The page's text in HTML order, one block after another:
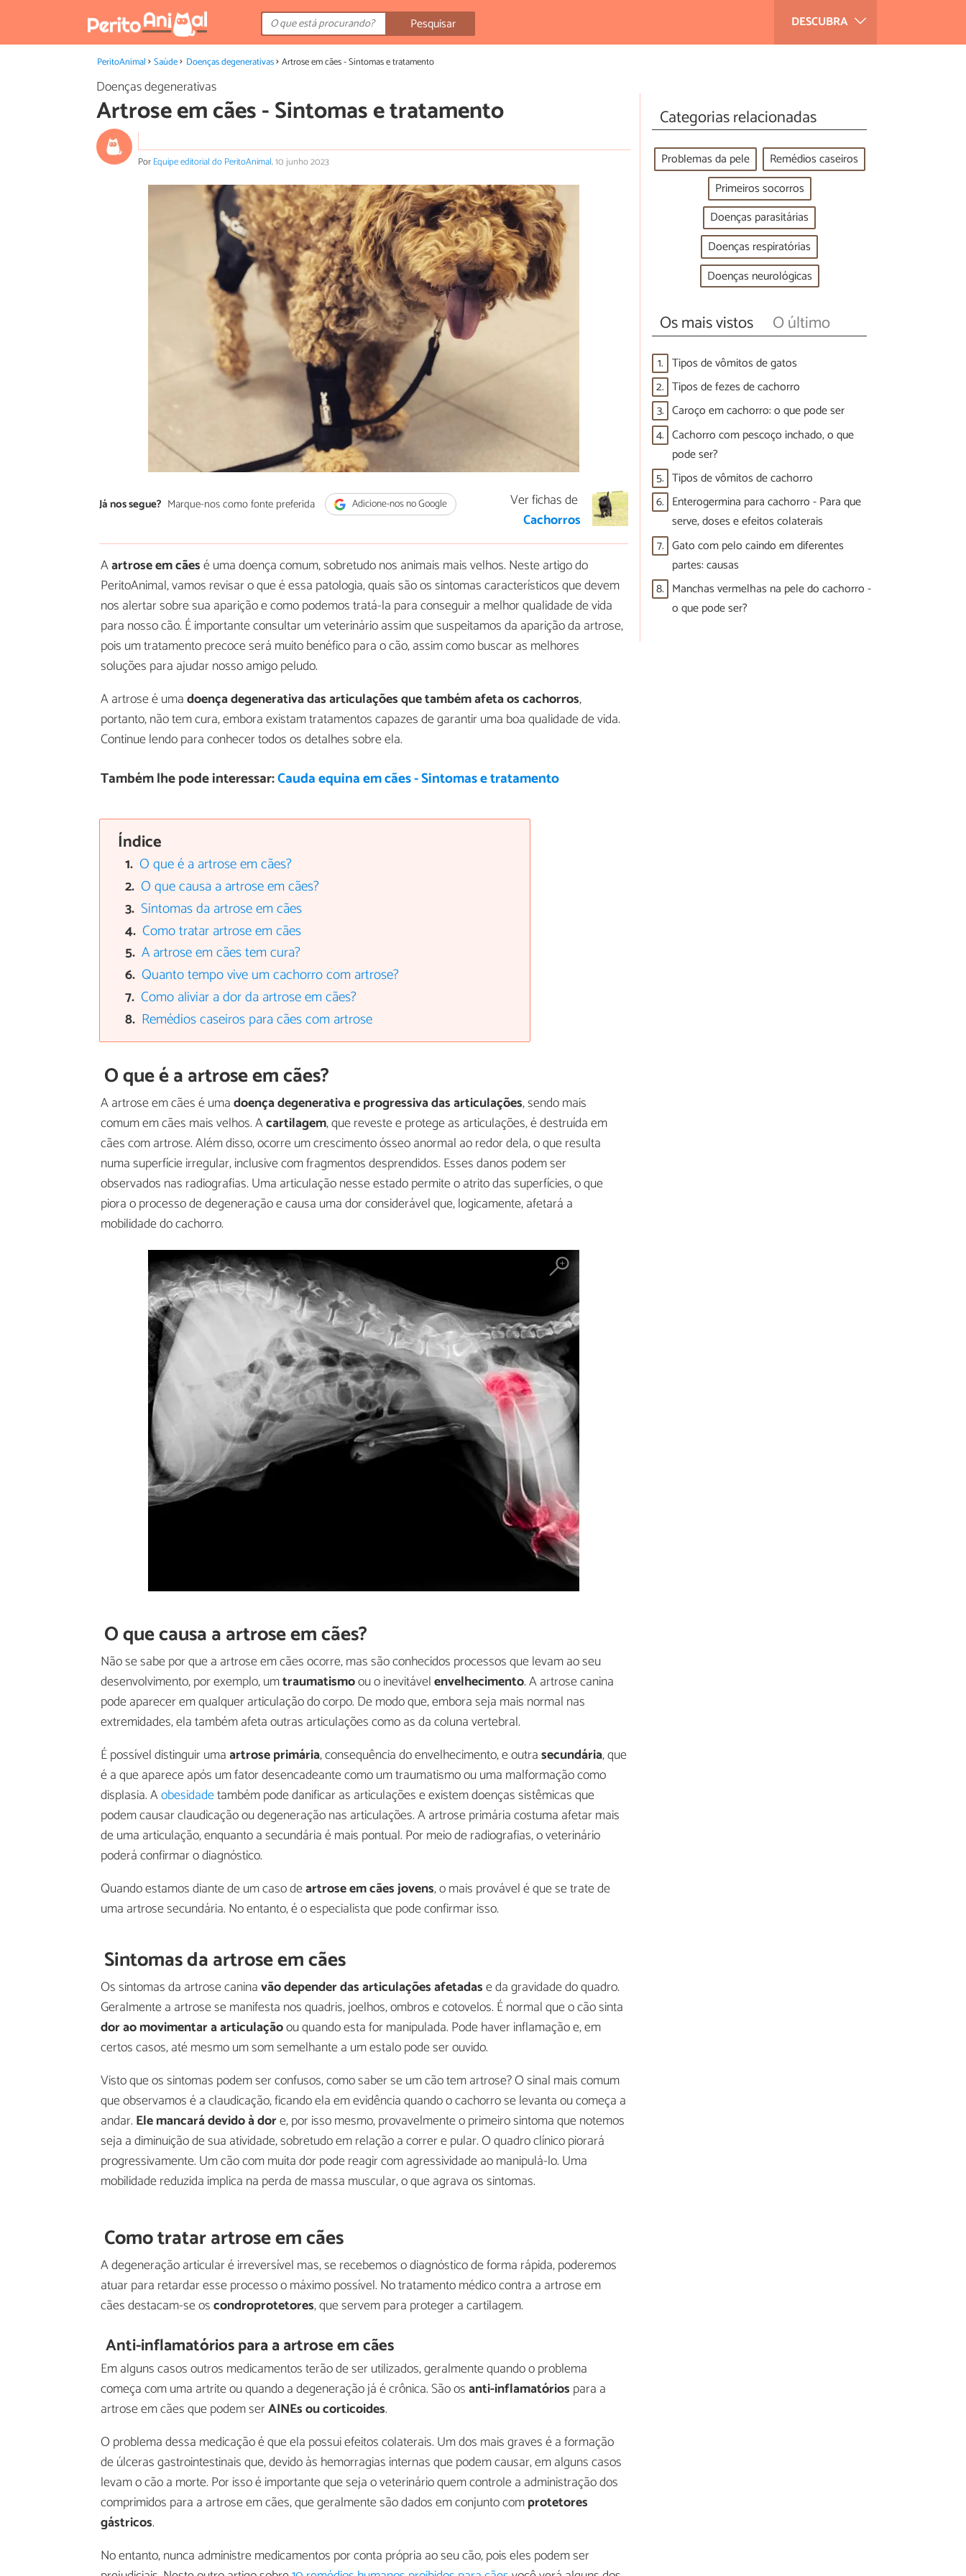
DESCUBRA
Pesquisar
PeritoAnimal Saúde Doenças degenerativas Artrose em cães - Sintomas e tratamento
Doenças degenerativas
Artrose em cães - Sintomas e tratamento
PorEquipe editorial do PeritoAnimal.10 junho 2023
Já nos segue? Marque-nos como fonte preferida Adicione-nos no Google
Ver fichas de
Cachorros
Aartrose em cãesé uma doença comum, sobretudo nos animais mais velhos. Neste artigo do
PeritoAnimal, vamos revisar o que é essa patologia, quais são os sintomas característicos que devem
nos alertar sobre sua aparição e como podemos tratá-la para conseguir a melhor qualidade de vida
para nosso cão. É importante consultar um veterinário assim que suspeitamos da aparição da artrose,
pois um tratamento precoce será muito benéfico para o cão, assim como buscar as melhores
soluções para ajudar nosso amigo peludo.
A artrose é umadoença degenerativa das articulações que também afeta os cachorros,
portanto, não tem cura, embora existam tratamentos capazes de garantir uma boa qualidade de vida.
Continue lendo para conhecer todos os detalhes sobre ela.
Também lhe pode interessar:Cauda equina em cães - Sintomas e tratamento
Índice
O que é a artrose em cães?
O que causa a artrose em cães?
Sintomas da artrose em cães
Como tratar artrose em cães
A artrose em cães tem cura?
Quanto tempo vive um cachorro com artrose?
Como aliviar a dor da artrose em cães?
Remédios caseiros para cães com artrose
O que é a artrose em cães?
A artrose em cães é umadoença degenerativa e progressiva das articulações, sendo mais
comum em cães mais velhos. Acartilagem, que reveste e protege as articulações, é destruída em
cães com artrose. Além disso, ocorre um crescimento ósseo anormal ao redor dela, o que resulta
numa superfície irregular, inclusive com fragmentos desprendidos. Esses danos podem ser
observados nas radiografias. Uma articulação nesse estado permite o atrito das superfícies, o que
piora o processo de degeneração e causa uma dor considerável que, logicamente, afetará a
mobilidade do cachorro.
O que causa a artrose em cães?
Não se sabe por que a artrose em cães ocorre, mas são conhecidos processos que levam ao seu
desenvolvimento, por exemplo, umtraumatismoou o inevitávelenvelhecimento. A artrose canina
pode aparecer em qualquer articulação do corpo. De modo que, embora seja mais normal nas
extremidades, ela também afeta outras articulações como as da coluna vertebral.
É possível distinguir umaartrose primária, consequência do envelhecimento, e outrasecundária, que
é a que aparece após um fator desencadeante como um traumatismo ou uma malformação como
displasia. Aobesidadetambém pode danificar as articulações e existem doenças sistêmicas que
podem causar claudicação ou degeneração nas articulações. A artrose primária costuma afetar mais
de uma articulação, enquanto a secundária é mais pontual. Por meio de radiografias, o veterinário
poderá confirmar o diagnóstico.
Quando estamos diante de um caso deartrose em cães jovens, o mais provável é que se trate de
uma artrose secundária. No entanto, é o especialista que pode confirmar isso.
Sintomas da artrose em cães
Os sintomas da artrose caninavão depender das articulações afetadase da gravidade do quadro.
Geralmente a artrose se manifesta nos quadris, joelhos, ombros e cotovelos. É normal que o cão sinta
dor ao movimentar a articulaçãoou quando esta for manipulada. Pode haver inflamação e, em
certos casos, até mesmo um som semelhante a um estalo pode ser ouvido.
Visto que os sintomas podem ser confusos, como saber se um cão tem artrose? O sinal mais comum
que observamos é a claudicação, ficando ela em evidência quando o cachorro se levanta ou começa a
andar. Ele mancará devido à dore, por isso mesmo, provavelmente o primeiro sintoma que notemos
seja a diminuição de sua atividade, sobretudo em relação a correr e pular. O quadro clínico piorará
progressivamente. Um cão com muita dor pode reagir com agressividade ao manipulá-lo. Uma
mobilidade reduzida implica na perda de massa muscular, o que agrava os sintomas.
Como tratar artrose em cães
A degeneração articular é irreversível mas, se recebemos o diagnóstico de forma rápida, poderemos
atuar para retardar esse processo o máximo possível. No tratamento médico contra a artrose em
cães destacam-se oscondroprotetores, que servem para proteger a cartilagem.
Anti-inflamatórios para a artrose em cães
Em alguns casos outros medicamentos terão de ser utilizados, geralmente quando o problema
começa com uma artrite ou quando a degeneração já é crônica. São osanti-inflamatórios para a
artrose em cães que podem serAINEs ou corticoides.
O problema dessa medicação é que ela possui efeitos colaterais. Um dos mais graves é a formação
de úlceras gastrointestinais que, devido às hemorragias internas que podem causar, em alguns casos
levam o cão a morte. Por isso é importante que seja o veterinário quem controle a administração dos
comprimidos para a artrose em cães, que geralmente são dados em conjunto comprotetores
gástricos.
No entanto, nunca administre medicamentos por conta própria ao seu cão, pois eles podem ser
Categorias relacionadas
Problemas da pele
Remédios caseiros
Primeiros socorros
Doenças parasitárias
Doenças respiratórias
Doenças neurológicas
Os mais vistos O último
1. Tipos de vômitos de gatos
2. Tipos de fezes de cachorro
3. Caroço em cachorro: o que pode ser
4. Cachorro com pescoço inchado, o que
pode ser?
5. Tipos de vômitos de cachorro
6. Enterogermina para cachorro - Para que
serve, doses e efeitos colaterais
7. Gato com pelo caindo em diferentes
partes: causas
8. Manchas vermelhas na pele do cachorro -
o que pode ser?